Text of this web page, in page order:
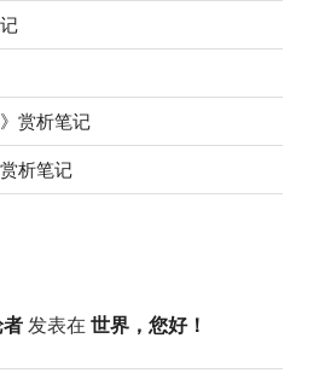
赏析笔记
析笔记
发表在 世界，您好！